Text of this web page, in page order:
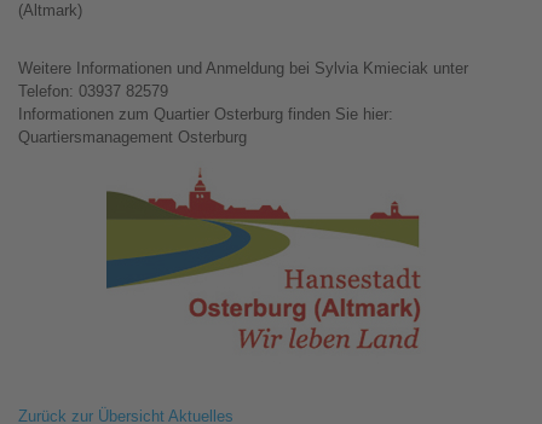
(Altmark)
Weitere Informationen und Anmeldung bei Sylvia Kmieciak unter
Telefon: 03937 82579
Informationen zum Quartier Osterburg finden Sie hier:
Quartiersmanagement Osterburg
Zurück zur Übersicht Aktuelles